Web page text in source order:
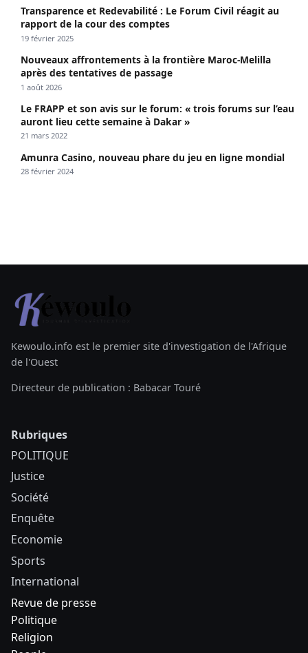
Transparence et Redevabilité : Le Forum Civil réagit au
rapport de la cour des comptes
19 février 2025
Nouveaux affrontements à la frontière Maroc-Melilla
après des tentatives de passage
1 août 2026
Le FRAPP et son avis sur le forum: « trois forums sur l’eau
auront lieu cette semaine à Dakar »
21 mars 2022
Amunra Casino, nouveau phare du jeu en ligne mondial
28 février 2024
Kewoulo.info est le premier site d'investigation de l'Afrique
de l'Ouest
Directeur de publication : Babacar Touré
Rubriques
POLITIQUE
Justice
Société
Enquête
Economie
Sports
International
Revue de presse
Politique
Religion